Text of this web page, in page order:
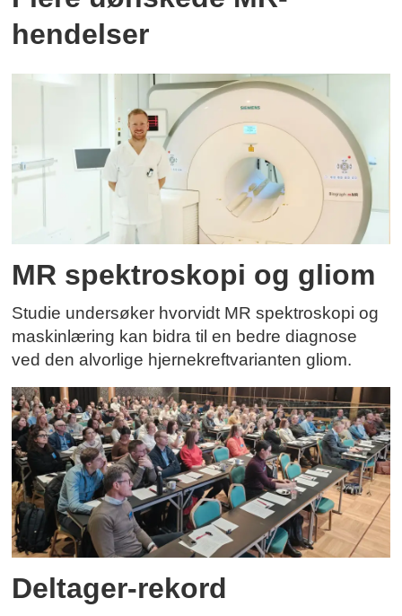
hendelser
MR spektroskopi og gliom
Studie undersøker hvorvidt MR spektroskopi og
maskinlæring kan bidra til en bedre diagnose
ved den alvorlige hjernekreftvarianten gliom.
Deltager-rekord